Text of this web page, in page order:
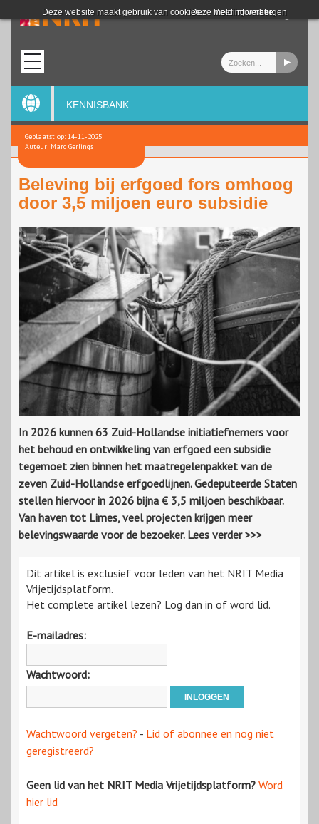
Deze website maakt gebruik van cookies. Meer informatie
Deze melding verbergen
Login
KENNISBANK
Geplaatst op: 14-11-2025
Auteur: Marc Gerlings
Beleving bij erfgoed fors omhoog
door 3,5 miljoen euro subsidie
In 2026 kunnen 63 Zuid-Hollandse initiatiefnemers voor
het behoud en ontwikkeling van erfgoed een subsidie
tegemoet zien binnen het maatregelenpakket van de
zeven Zuid-Hollandse erfgoedlijnen. Gedeputeerde Staten
stellen hiervoor in 2026 bijna € 3,5 miljoen beschikbaar.
Van haven tot Limes, veel projecten krijgen meer
belevingswaarde voor de bezoeker. Lees verder >>>
Dit artikel is exclusief voor leden van het NRIT Media
Vrijetijdsplatform.
Het complete artikel lezen? Log dan in of word lid.
E-mailadres:
Wachtwoord:
Wachtwoord vergeten? - Lid of abonnee en nog niet
geregistreerd?
Geen lid van het NRIT Media Vrijetijdsplatform? Word
hier lid